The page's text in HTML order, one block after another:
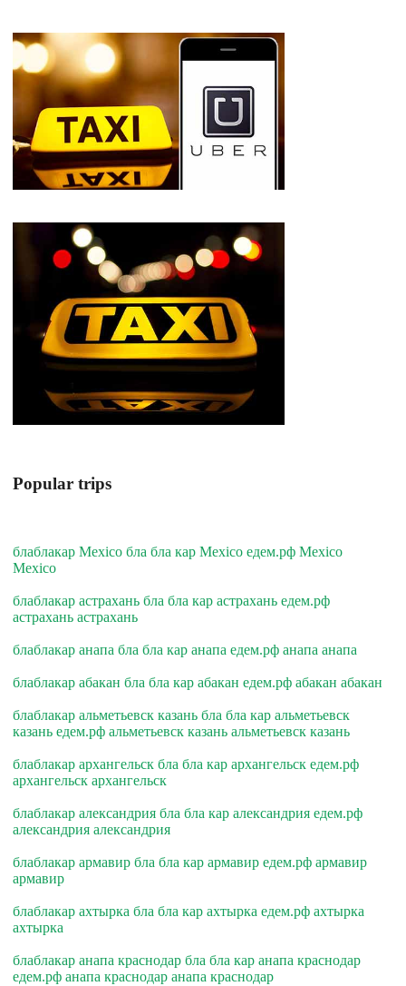
Popular trips
блаблакар Mexico бла бла кар Mexico едем.рф Mexico
Mexico
блаблакар астрахань бла бла кар астрахань едем.рф
астрахань астрахань
блаблакар анапа бла бла кар анапа едем.рф анапа анапа
блаблакар абакан бла бла кар абакан едем.рф абакан абакан
блаблакар альметьевск казань бла бла кар альметьевск
казань едем.рф альметьевск казань альметьевск казань
блаблакар архангельск бла бла кар архангельск едем.рф
архангельск архангельск
блаблакар александрия бла бла кар александрия едем.рф
александрия александрия
блаблакар армавир бла бла кар армавир едем.рф армавир
армавир
блаблакар ахтырка бла бла кар ахтырка едем.рф ахтырка
ахтырка
блаблакар анапа краснодар бла бла кар анапа краснодар
едем.рф анапа краснодар анапа краснодар